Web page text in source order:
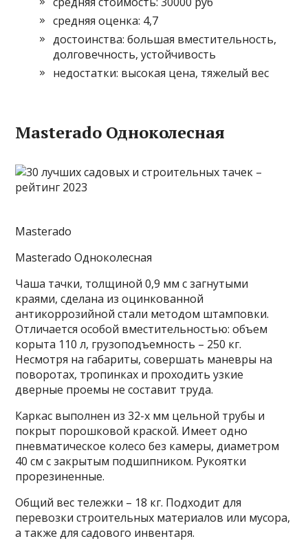
средняя оценка: 4,7
достоинства: большая вместительность,
долговечность, устойчивость
недостатки: высокая цена, тяжелый вес
Masterado Одноколесная
Masterado
Masterado Одноколесная
Чаша тачки, толщиной 0,9 мм с загнутыми
краями, сделана из оцинкованной
антикоррозийной стали методом штамповки.
Отличается особой вместительностью: объем
корыта 110 л, грузоподъемность – 250 кг.
Несмотря на габариты, совершать маневры на
поворотах, тропинках и проходить узкие
дверные проемы не составит труда.
Каркас выполнен из 32-х мм цельной трубы и
покрыт порошковой краской. Имеет одно
пневматическое колесо без камеры, диаметром
40 см с закрытым подшипником. Рукоятки
прорезиненные.
Общий вес тележки – 18 кг. Подходит для
перевозки строительных материалов или мусора,
а также для садового инвентаря.